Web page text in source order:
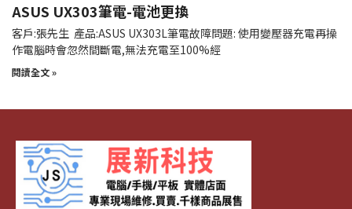
ASUS UX303筆電-電池更換
客戶:張先生 產品:ASUS UX303L筆電故障問題: 使用變壓器充電再操
作電腦時會忽然間斷電,無法充電至100%經
閱讀全文 »